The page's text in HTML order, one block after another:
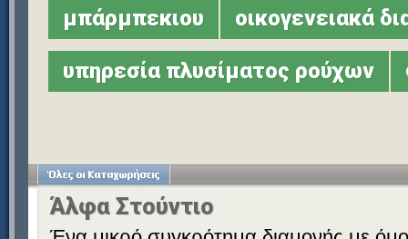
μπάρμπεκιου οικογενειακά
υπηρεσία πλυσίματος ρούχων
Άλφα Στούντιο